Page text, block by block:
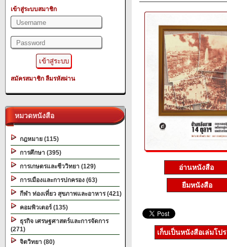
เข้าสู่ระบบสมาชิก
สมัครสมาชิก ลืมรหัสผ่าน
หมวดหนังสือ
กฎหมาย (115)
การศึกษา (395)
การเกษตรและชีววิทยา (129)
การเมืองและการปกครอง (63)
กีฬา ท่องเที่ยว สุขภาพและอาหาร (421)
คอมพิวเตอร์ (135)
ธุรกิจ เศรษฐศาสตร์และการจัดการ
(271)
จิตวิทยา (80)
อ่านหนังสือ
ยืมหนังสือ
เก็บเป็นหนังสือเล่มโป